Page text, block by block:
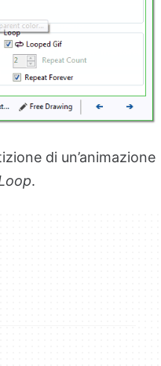
di un’animazione
.